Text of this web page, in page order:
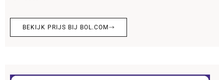
BEKIJK PRIJS BIJ BOL.COM